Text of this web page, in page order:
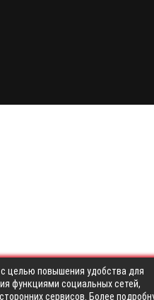
целью повышения удобства для
функциями социальных сетей,
сервисов. Более